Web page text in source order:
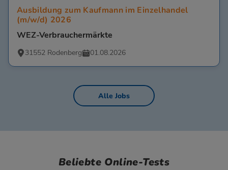
Ausbildung zum Kaufmann im Einzelhandel
(m/w/d) 2026
WEZ-Verbrauchermärkte
31552 Rodenberg 01.08.2026
Alle Jobs
Beliebte Online-Tests